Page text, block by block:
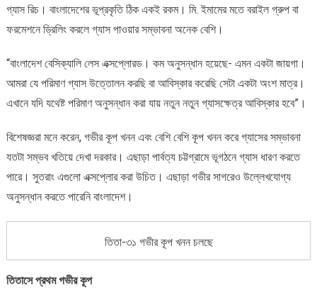
গ্যাস রিচ। বাংলাদেশের ভূপ্রকৃতি ঠিক একই রকম। মি. ইমামের মতে বরাইল গ্রুপ বা
ফরমেশনে ড্রিলিং করলে গ্যাস পাওয়ার সম্ভাবনা অনেক বেশি।
“বাংলাদেশ বেসিক্যালি লেস এক্সপ্লোরড। কম অনুসন্ধান হয়েছে- এমন একটা জায়গা।
আমরা যে পরিমাণ গ্যাস উত্তোলন করছি বা আবিস্কার করেছি সেটা একটা অংশ মাত্র।
এখানে যদি যথেষ্ট পরিমাণ অনুসন্ধান করা যায় নতুন নতুন গ্যাসক্ষেত্র আবিস্কার হবে”।
বিশেষজ্ঞরা মনে করেন, গভীর কূপ খনন এবং বেশি বেশি কূপ খনন করে গ্যাসের সম্ভাবনা
যতটা সম্ভব খতিয়ে দেখা দরকার। এছাড়া পার্বত্য চট্টগ্রামে ভূগঠনে গ্যাস ধারণ করতে
পারে। সুতরাং এগুলো এক্সপ্লোর করা উচিত। এছাড়া গভীর সাগরেও উল্লেখযোগ্য
অনুসন্ধান করতে পারেনি বাংলাদেশ।
তিতা-৩১ গভীর কূপ খনন চলছে
তিতাসে প্রথম গভীর কূপ